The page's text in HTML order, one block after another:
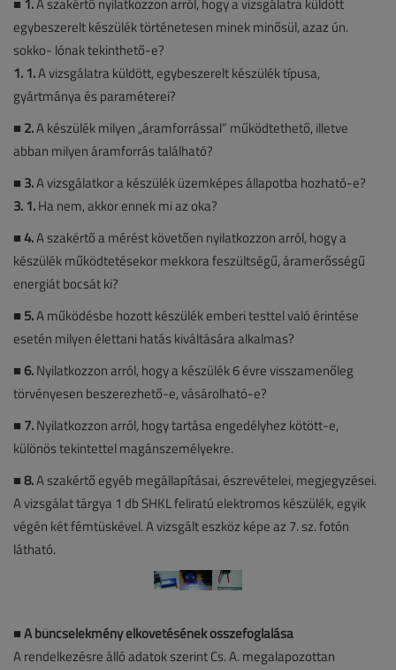
■ 1.A szakértő nyilatkozzon arról, hogy a vizsgálatra küldött
egybeszerelt készülék történetesen minek minősül, azaz ún.
sokko- lónak tekinthető-e?
1. 1.A vizsgálatra küldött, egybeszerelt készülék típusa,
gyártmánya és paraméterei?
■ 2.A készülék milyen „áramforrással” működtethető, illetve
abban milyen áramforrás található?
■ 3.A vizsgálatkor a készülék üzemképes állapotba hozható-e?
3. 1.Ha nem, akkor ennek mi az oka?
■4.A szakértő a mérést követően nyilatkozzon arról, hogy a
készülék működtetésekor mekkora feszültségű, áramerősségű
energiát bocsát ki?
■ 5.A működésbe hozott készülék emberi testtel való érintése
esetén milyen élettani hatás kiváltására alkalmas?
■6.Nyilatkozzon arról, hogy a készülék 6 évre visszamenőleg
törvényesen beszerezhető-e, vásárolható-e?
■ 7.Nyilatkozzon arról, hogy tartása engedélyhez kötött-e,
különös tekintettel magánszemélyekre.
■8.A szakértő egyéb megállapításai, észrevételei, megjegyzései.
A vizsgálat tárgya 1 db SHKL feliratú elektromos készülék, egyik
végén két fémtüskével. A vizsgált eszköz képe az 7. sz. fotón
látható.
■A bűncselekmény elkövetésének összefoglalása
A rendelkezésre álló adatok szerint Cs. A. megalapozottan